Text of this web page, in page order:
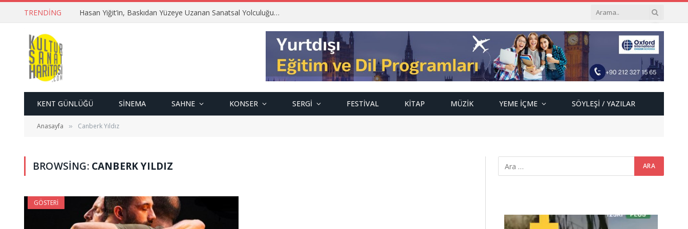
TRENDING Hasan Yiğit’in, Baskıdan Yüzeye Uzanan Sanatsal Yolculuğu…
KENT GÜNLÜĞÜ SINEMA SAHNE KONSER SERGI FESTIVAL KITAP MÜZIK YEME İÇME SÖYLEŞI / YAZILAR
Anasayfa » Canberk Yıldız
BROWSING: CANBERK YILDIZ
GÖSTERI
Video